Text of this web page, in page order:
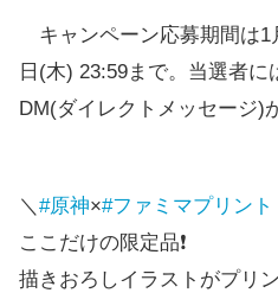
キャンペーン応募期間は1
日(木) 23:59まで。当選者
DM(ダイレクトメッセージ)
＼ #原神×#ファミマプリント
ここだけの限定品❗️
描きおろしイラストがプリ